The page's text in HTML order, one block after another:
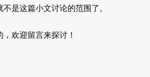
是这篇小文讨论的范围了。
欢迎留言来探讨！